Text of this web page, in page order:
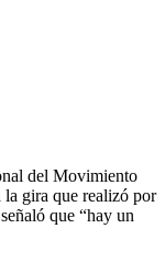
del Movimiento
la gira que realizó por
que “hay un